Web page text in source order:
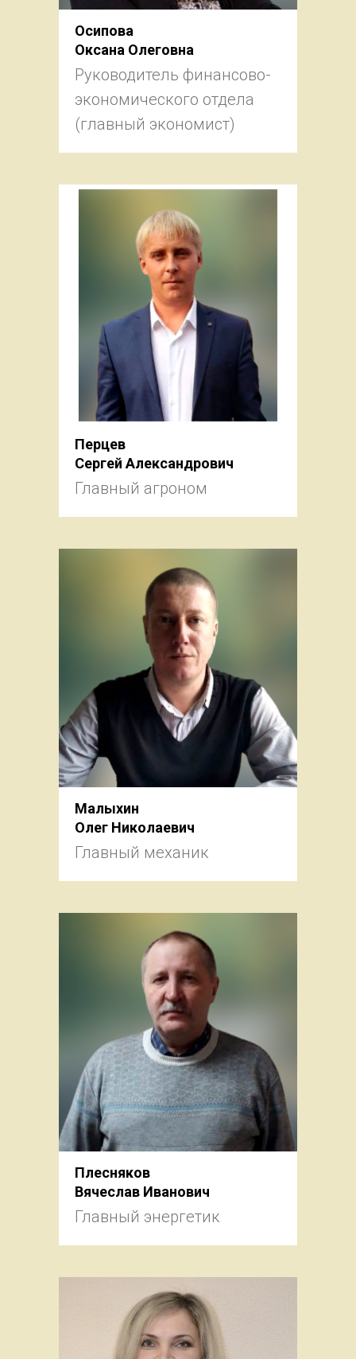
Осипова
Оксана Олеговна
Руководитель финансово-
экономического отдела
(главный экономист)
Перцев
Сергей Александрович
Главный агроном
Малыхин
Олег Николаевич
Главный механик
Плесняков
Вячеслав Иванович
Главный энергетик